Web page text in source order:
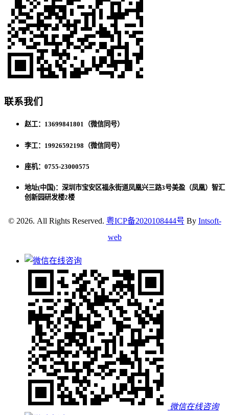
联系我们
赵工：13699841801（微信同号）
李工：19926592198（微信同号）
座机：0755-23000575
地址(中国)：深圳市宝安区福永街道凤凰兴三路3号美盈（凤凰）智汇
创新园研发楼2楼
© 2026. All Rights Reserved. 粤ICP备2020108444号 By Intsoft-
web
微信在线咨询